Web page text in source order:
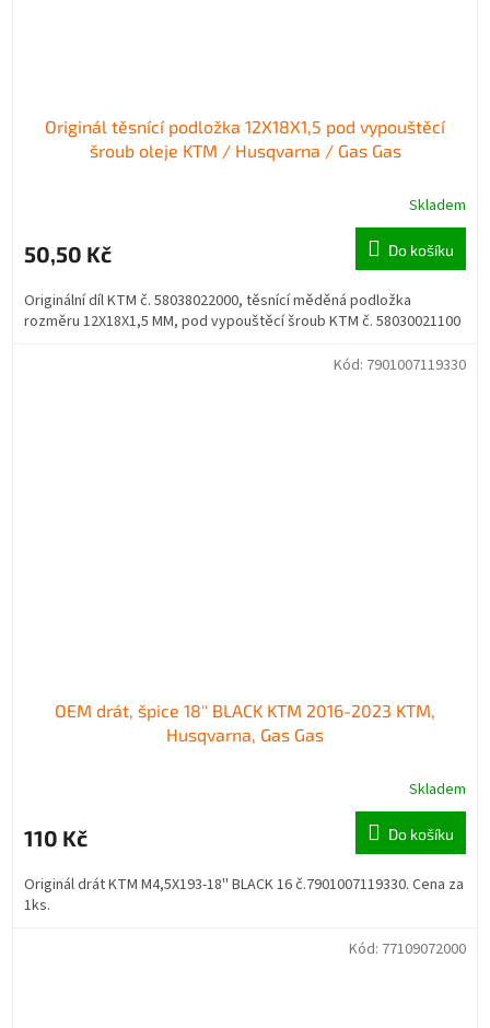
Originál těsnící podložka 12X18X1,5 pod vypouštěcí
šroub oleje KTM / Husqvarna / Gas Gas
Skladem
50,50 Kč Do košíku
Originální díl KTM č. 58038022000, těsnící měděná podložka
rozměru 12X18X1,5 MM, pod vypouštěcí šroub KTM č. 58030021100
OEM drát, špice 18'' BLACK KTM 2016-2023 KTM,
Husqvarna, Gas Gas
Skladem
110 Kč Do košíku
Originál drát KTM M4,5X193-18'' BLACK 16 č.7901007119330. Cena za
1ks.
Kód: 7901007119330
Kód: 77109072000